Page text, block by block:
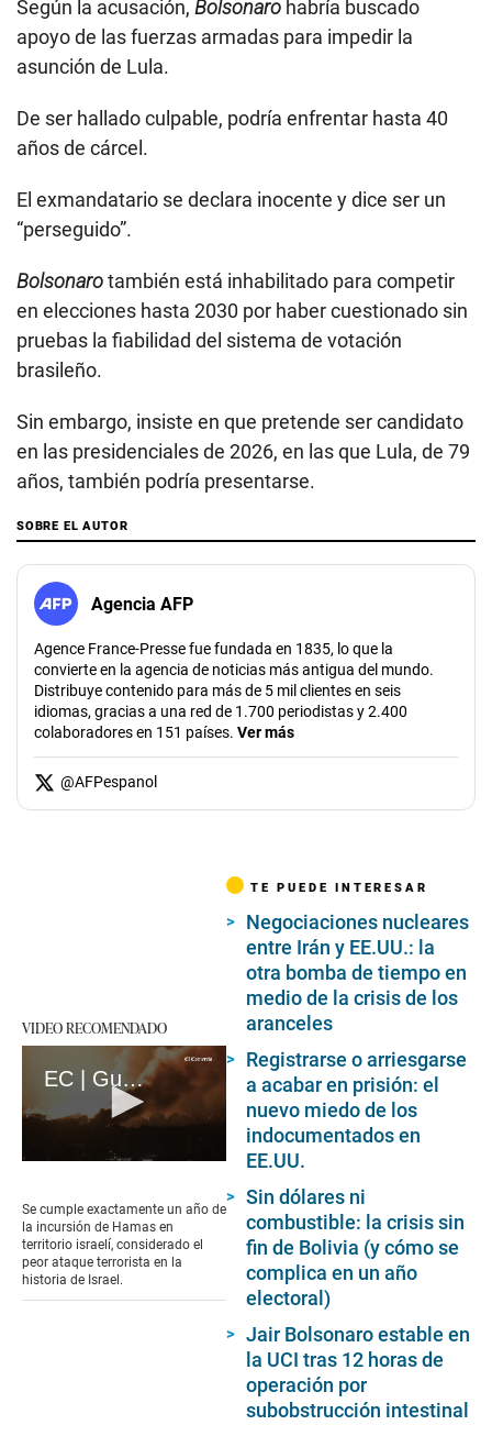
Según la acusación, Bolsonaro habría buscado
apoyo de las fuerzas armadas para impedir la
asunción de Lula.
De ser hallado culpable, podría enfrentar hasta 40
años de cárcel.
El exmandatario se declara inocente y dice ser un
“perseguido”.
Bolsonarotambién está inhabilitado para competir
en elecciones hasta 2030 por haber cuestionado sin
pruebas la fiabilidad del sistema de votación
brasileño.
Sin embargo, insiste en que pretende ser candidato
en las presidenciales de 2026, en las que Lula, de 79
años, también podría presentarse.
SOBRE EL AUTOR
Agencia AFP
Agence France-Presse fue fundada en 1835, lo que la
convierte en la agencia de noticias más antigua del mundo.
Distribuye contenido para más de 5 mil clientes en seis
idiomas, gracias a una red de 1.700 periodistas y 2.400
colaboradores en 151 países. Ver más
@AFPespanol
VIDEO RECOMENDADO
EC | Guerra en Gaza: A un año del ataque mortal de Hamás en Israel (loop)
of
17
seconds
Se cumple exactamente un año de
la incursión de Hamas en
territorio israelí, considerado el
peor ataque terrorista en la
historia de Israel.
TE PUEDE INTERESAR
Negociaciones nucleares
entre Irán y EE.UU.: la
otra bomba de tiempo en
medio de la crisis de los
aranceles
Registrarse o arriesgarse
a acabar en prisión: el
nuevo miedo de los
indocumentados en
EE.UU.
Sin dólares ni
combustible: la crisis sin
fin de Bolivia (y cómo se
complica en un año
electoral)
Jair Bolsonaro estable en
la UCI tras 12 horas de
operación por
subobstrucción intestinal